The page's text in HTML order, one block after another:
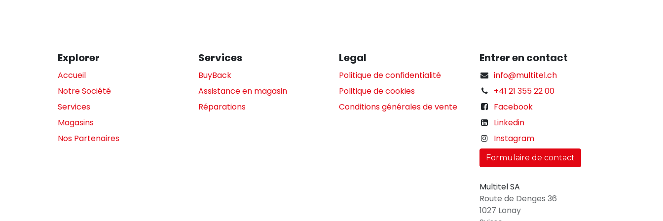
Explorer
Accueil
Notre Société
Services
Magasins
Nos Partenaires
Services
BuyBack
Assistance en magasin
Réparations
Legal
Politique de confidentialité
Politique de cookies
Conditions générales de vente
Entrer en contact
info@multitel.ch
+41 21 355 22 00
Facebook
Linkedin
Instagram
Formulaire de contact
Multitel SA
Route de Denges 36
1027 Lonay